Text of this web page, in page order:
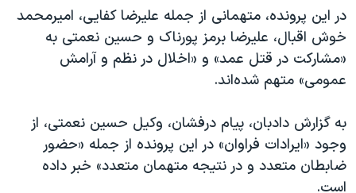
در این پرونده، متهمانی از جمله علیرضا کفایی، امیرمحمد
خوش اقبال، علیرضا برمز پورناک و حسین نعمتی به
«مشارکت در قتل عمد» و «اخلال در نظم و آرامش
عمومی» متهم شده‌اند.
به گزارش دادبان، پیام درفشان، وکیل حسین نعمتی، از
وجود «ایرادات فراوان» در این پرونده از جمله «حضور
ضابطان متعدد و در نتیجه متهمان متعدد» خبر داده
است.